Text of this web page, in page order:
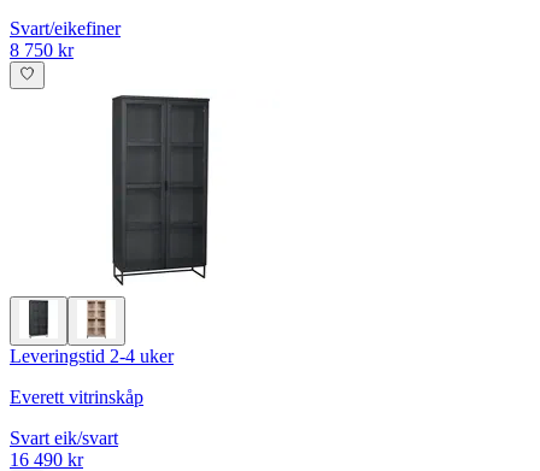
Svart/eikefiner
8 750 kr
Leveringstid 2-4 uker
Everett vitrinskåp
Svart eik/svart
16 490 kr